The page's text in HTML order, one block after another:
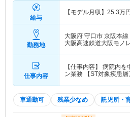
給与
【モデル月収】 25.3万
勤務地
大阪府 守口市 京阪本線
大阪高速鉄道大阪モノ
仕事内容
【仕事内容】 病院内
ン業務 【ST対象疾患
車通勤可 残業少なめ 託児所・